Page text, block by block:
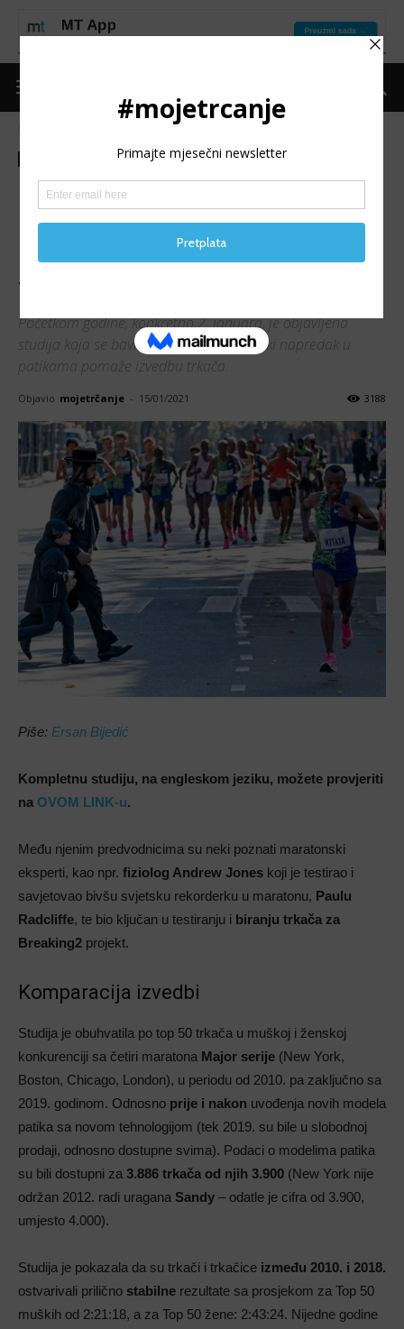
Ostalo Teme
“SUPER PATIKE”: Koje su
realne rezultatske razlike i
pomažu li stvarno više
trkačicama, nego trkačima?
Početkom godine, konkretno 2. januara, je objavljena
studija koja se bavi time koliko tehnološki napredak u
patikama pomaže izvedbu trkača.
Objavio mojetrčanje - 15/01/2021 3188
Piše: Ersan Bijedić
Kompletnu studiju, na engleskom jeziku, možete provjeriti
na OVOM LINK-u.
Među njenim predvodnicima su neki poznati maratonski
eksperti, kao npr. fiziolog Andrew Jones koji je testirao i
savjetovao bivšu svjetsku rekorderku u maratonu, Paulu
Radcliffe, te bio ključan u testiranju i biranju trkača za
Breaking2 projekt.
Komparacija izvedbi
Studija je obuhvatila po top 50 trkača u muškoj i ženskoj
konkurenciji sa četiri maratona Major serije (New York,
Boston, Chicago, London), u periodu od 2010. pa zaključno sa
2019. godinom. Odnosno prije i nakon uvođenja novih modela
patika sa novom tehnologijom (tek 2019. su bile u slobodnoj
prodaji, odnosno dostupne svima). Podaci o modelima patika
su bili dostupni za 3.886 trkača od njih 3.900 (New York nije
održan 2012. radi uragana Sandy – odatle je cifra od 3.900,
umjesto 4.000).
Studija je pokazala da su trkači i trkačice između 2010. i 2018.
ostvarivali prilično stabilne rezultate sa prosjekom za Top 50
muških od 2:21:18, a za Top 50 žene: 2:43:24. Nijedne godine